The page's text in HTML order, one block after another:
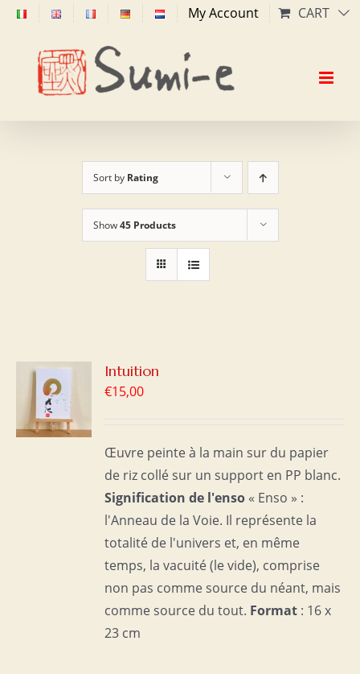
Skip
content
My Account CART
Sort by Rating
Show45 Products
Intuition
€15,00
Œuvre peinte à la main sur du papier
de riz collé sur un support en PP blanc.
Signification de l'enso « Enso » :
l'Anneau de la Voie. Il représente la
totalité de l'univers et, en même
temps, la vacuité (le vide), comprise
non pas comme source du néant, mais
comme source du tout. Format : 16 x
23 cm